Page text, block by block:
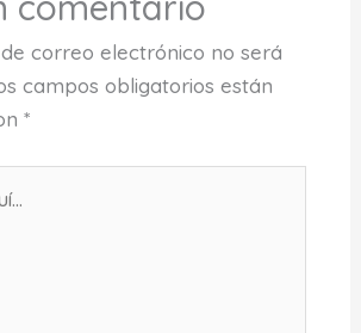
correo electrónico no será
campos obligatorios están
*